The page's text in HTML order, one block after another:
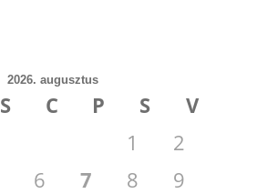
2026. augusztus
S C P S
V
1
2
6 7 8
9